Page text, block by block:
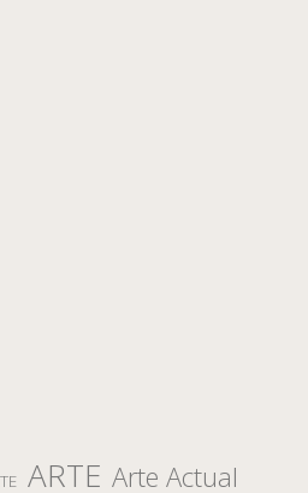
ARTE Arte Actual